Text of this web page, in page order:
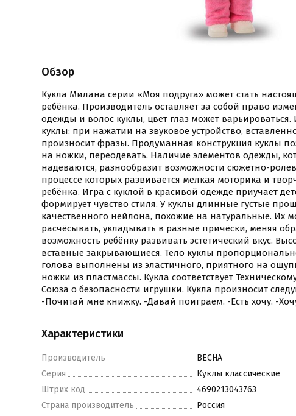
Обзор
Кукла Милана серии «Моя подруга» может стать
ребёнка. Производитель оставляет за собой право
одежды и волос куклы, цвет глаз может
куклы: при нажатии на звуковое устройство,
произносит фразы. Продуманная конструкция куклы
на ножки, переодевать. Наличие элементов одежды,
надеваются, разнообразит возможности сюжетно-
процессе которых развивается мелкая моторика и
ребёнка. Игра с куклой в красивой одежде приучает
формирует чувство стиля. У куклы длинные густые
качественного нейлона, похожие на натуральные. Их
расчёсывать, укладывать в разные причёски, меняя
возможность ребёнку развивать эстетический вкус.
вставные закрывающиеся. Тело куклы
голова выполнены из эластичного, приятного на
ножки из пластмассы. Кукла соответствует
Союза о безопасности игрушки. Кукла произносит
-Почитай мне книжку. -Давай поиграем. -Есть хочу. -
Характеристики
Производитель
ВЕСНА
Серия
Куклы классические
Штрих код
4690213043763
Страна производитель
Россия